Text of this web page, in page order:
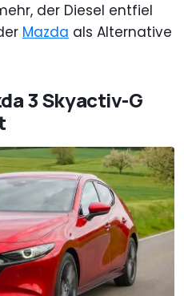
der Diesel entfiel
Mazda als Alternative
3 Skyactiv-G